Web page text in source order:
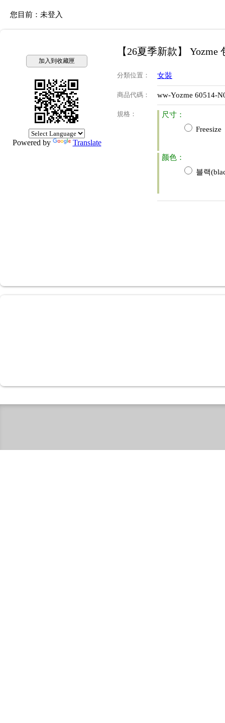
您目前： 未登入
加入到收藏匣
Powered by Translate
【26夏季新款】 Yozme
分類位置 ： 女裝
商品代碼 ： ww-Yozme 60514-
規格 ：
尺寸：
Freesize
颜色：
블랙